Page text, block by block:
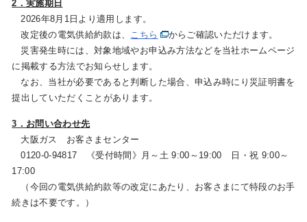
2．実施期日
2026年8月1日より適用します。
改定後の電気供給約款は、 こちら
からご確認いただけます。
災害発生時には、対象地域やお申込み方法などを当社ホームページ
に掲載する方法でお知らせします。
なお、当社が必要であると判断した場合、申込み時にり災証明書を
提出していただくことがあります。
3．お問い合わせ先
大阪ガス お客さまセンター
0120-0-94817 《受付時間》月～土 9:00～19:00 日・祝 9:00～
17:00
（今回の電気供給約款等の改定にあたり、お客さまにて特段のお手
続きは不要です。）